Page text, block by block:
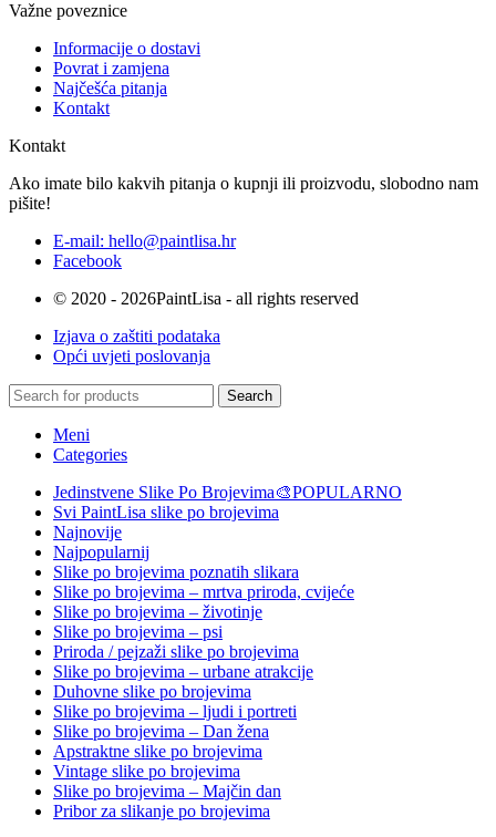
Važne poveznice
Informacije o dostavi
Povrat i zamjena
Najčešća pitanja
Kontakt
Kontakt
Ako imate bilo kakvih pitanja o kupnji ili proizvodu, slobodno nam
pišite!
E-mail: hello@paintlisa.hr
Facebook
© 2020 - 2026PaintLisa - all rights reserved
Izjava o zaštiti podataka
Opći uvjeti poslovanja
Search
Meni
Categories
Jedinstvene Slike Po Brojevima🎨POPULARNO
Svi PaintLisa slike po brojevima
Najnovije
Najpopularnij
Slike po brojevima poznatih slikara
Slike po brojevima – mrtva priroda, cvijeće
Slike po brojevima – životinje
Slike po brojevima – psi
Priroda / pejzaži slike po brojevima
Slike po brojevima – urbane atrakcije
Duhovne slike po brojevima
Slike po brojevima – ljudi i portreti
Slike po brojevima – Dan žena
Apstraktne slike po brojevima
Vintage slike po brojevima
Slike po brojevima – Majčin dan
Pribor za slikanje po brojevima